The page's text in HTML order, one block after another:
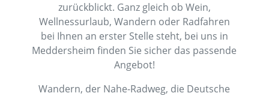
zurückblickt. Ganz gleich ob Wein,
Wellnessurlaub, Wandern oder Radfahren
bei Ihnen an erster Stelle steht, bei uns in
Meddersheim finden Sie sicher das passende
Angebot!
Wandern, der Nahe-Radweg, die Deutsche